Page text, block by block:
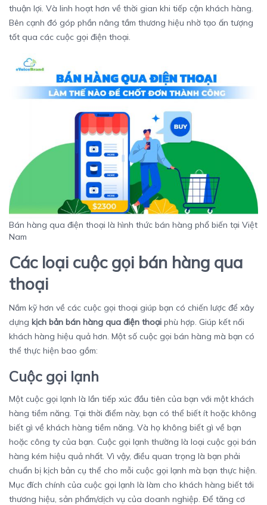
thuận lợi. Và linh hoạt hơn về thời gian khi tiếp cận khách hàng.
Bên cạnh đó góp phần nâng tầm thương hiệu nhờ tạo ấn tượng
tốt qua các cuộc gọi điện thoại.
Bán hàng qua điện thoại là hình thức bán hàng phổ biến tại Việt
Nam
Các loại cuộc gọi bán hàng qua
thoại
Nắm kỹ hơn về các cuộc gọi thoại giúp bạn có chiến lược để xây
dựng kịch bản bán hàng qua điện thoại phù hợp. Giúp kết nối
khách hàng hiệu quả hơn. Một số cuộc gọi bán hàng mà bạn có
thể thực hiện bao gồm:
Cuộc gọi lạnh
Một cuộc gọi lạnh là lần tiếp xúc đầu tiên của bạn với một khách
hàng tiềm năng. Tại thời điểm này, bạn có thể biết ít hoặc không
biết gì về khách hàng tiềm năng. Và họ không biết gì về bạn
hoặc công ty của bạn. Cuộc gọi lạnh thường là loại cuộc gọi bán
hàng kém hiệu quả nhất. Vì vậy, điều quan trọng là bạn phải
chuẩn bị kịch bản cụ thể cho mỗi cuộc gọi lạnh mà bạn thực hiện.
Mục đích chính của cuộc gọi lạnh là làm cho khách hàng biết tới
thương hiệu, sản phẩm/dịch vụ của doanh nghiệp. Để tăng cơ